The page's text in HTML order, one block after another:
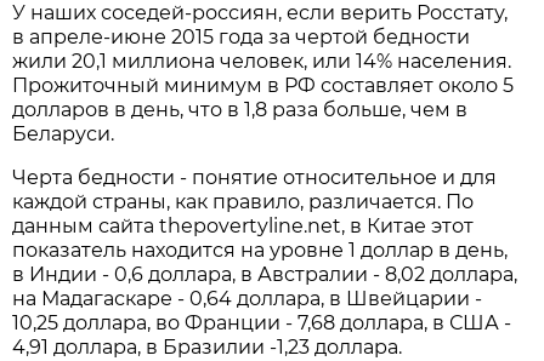
У наших соседей-россиян, если верить Росстату,
в апреле-июне 2015 года за чертой бедности
жили 20,1 миллиона человек, или 14% населения.
Прожиточный минимум в РФ составляет около 5
долларов в день, что в 1,8 раза больше, чем в
Беларуси.
Черта бедности - понятие относительное и для
каждой страны, как правило, различается. По
данным сайта thepovertyline.net, в Китае этот
показатель находится на уровне 1 доллар в день,
в Индии - 0,6 доллара, в Австралии - 8,02 доллара,
на Мадагаскаре - 0,64 доллара, в Швейцарии -
10,25 доллара, во Франции - 7,68 доллара, в США -
4,91 доллара, в Бразилии -1,23 доллара.